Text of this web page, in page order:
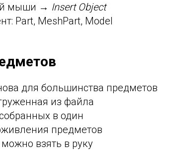
мыши → Insert Object
Part, MeshPart, Model
для большинства предметов
из файла
в один
предметов
взять в руку